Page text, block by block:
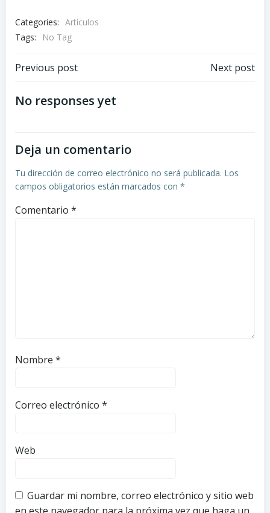
Categories: Artículos
Tags:
No Tag
Navegación
de
Previous post
Navegación
Next post
No responses yet
Deja un comentario
Tu dirección de correo electrónico no será publicada. Los
campos obligatorios están marcados con *
Comentario *
Nombre *
Correo electrónico *
Web
Guardar mi nombre, correo electrónico y sitio web